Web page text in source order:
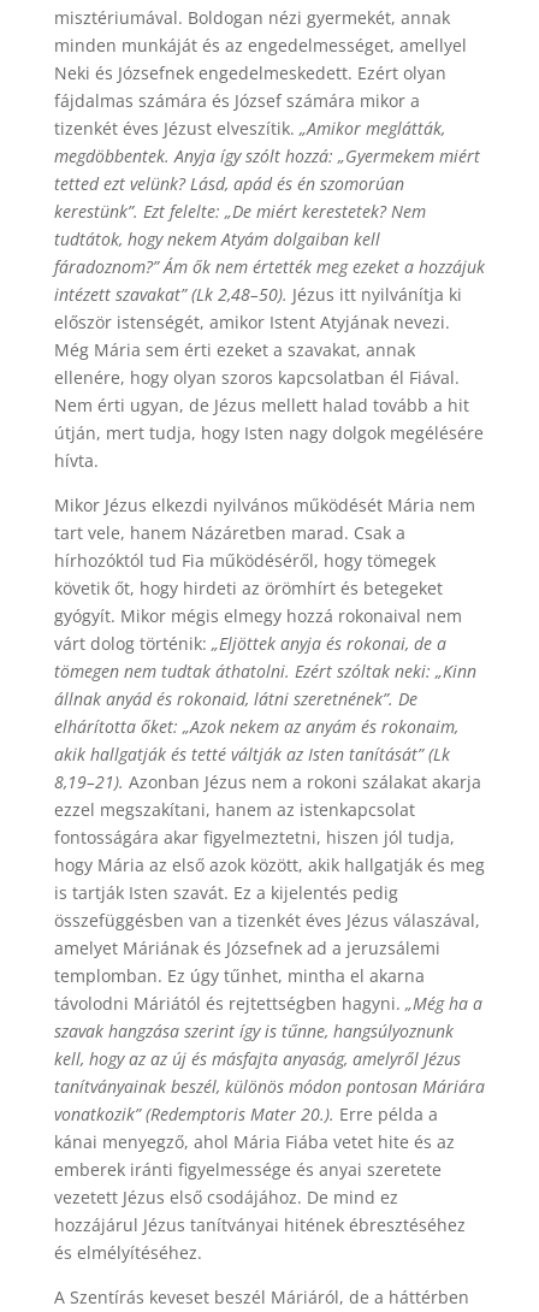
misztériumával. Boldogan nézi gyermekét, annak
minden munkáját és az engedelmességet, amellyel
Neki és Józsefnek engedelmeskedett. Ezért olyan
fájdalmas számára és József számára mikor a
tizenkét éves Jézust elveszítik. „Amikor meglátták,
megdöbbentek. Anyja így szólt hozzá: „Gyermekem miért
tetted ezt velünk? Lásd, apád és én szomorúan
kerestünk”. Ezt felelte: „De miért kerestetek? Nem
tudtátok, hogy nekem Atyám dolgaiban kell
fáradoznom?” Ám ők nem értették meg ezeket a hozzájuk
intézett szavakat” (Lk 2,48–50). Jézus itt nyilvánítja ki
először istenségét, amikor Istent Atyjának nevezi.
Még Mária sem érti ezeket a szavakat, annak
ellenére, hogy olyan szoros kapcsolatban él Fiával.
Nem érti ugyan, de Jézus mellett halad tovább a hit
útján, mert tudja, hogy Isten nagy dolgok megélésére
hívta.
Mikor Jézus elkezdi nyilvános működését Mária nem
tart vele, hanem Názáretben marad. Csak a
hírhozóktól tud Fia működéséről, hogy tömegek
követik őt, hogy hirdeti az örömhírt és betegeket
gyógyít. Mikor mégis elmegy hozzá rokonaival nem
várt dolog történik: „Eljöttek anyja és rokonai, de a
tömegen nem tudtak áthatolni. Ezért szóltak neki: „Kinn
állnak anyád és rokonaid, látni szeretnének”. De
elhárította őket: „Azok nekem az anyám és rokonaim,
akik hallgatják és tetté váltják az Isten tanítását” (Lk
8,19–21). Azonban Jézus nem a rokoni szálakat akarja
ezzel megszakítani, hanem az istenkapcsolat
fontosságára akar figyelmeztetni, hiszen jól tudja,
hogy Mária az első azok között, akik hallgatják és meg
is tartják Isten szavát. Ez a kijelentés pedig
összefüggésben van a tizenkét éves Jézus válaszával,
amelyet Máriának és Józsefnek ad a jeruzsálemi
templomban. Ez úgy tűnhet, mintha el akarna
távolodni Máriától és rejtettségben hagyni. „Még ha a
szavak hangzása szerint így is tűnne, hangsúlyoznunk
kell, hogy az az új és másfajta anyaság, amelyről Jézus
tanítványainak beszél, különös módon pontosan Máriára
vonatkozik” (Redemptoris Mater 20.). Erre példa a
kánai menyegző, ahol Mária Fiába vetet hite és az
emberek iránti figyelmessége és anyai szeretete
vezetett Jézus első csodájához. De mind ez
hozzájárul Jézus tanítványai hitének ébresztéséhez
és elmélyítéséhez.
A Szentírás keveset beszél Máriáról, de a háttérben